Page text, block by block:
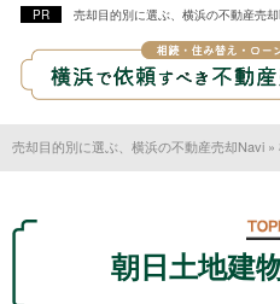
売却目的別に選ぶ、横浜の不動産売
売却目的別に選ぶ、横浜の不動産売却Navi »
朝日土地建